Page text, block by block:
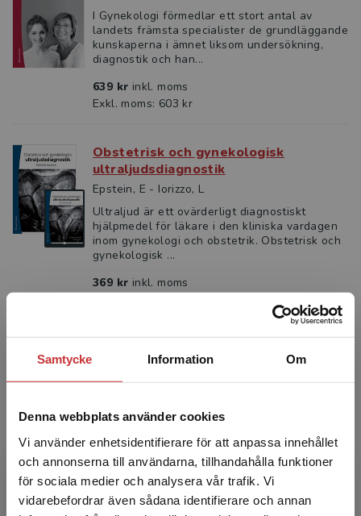
Samtycke Information Om
Denna webbplats använder cookies
Vi använder enhetsidentifierare för att anpassa innehållet
och annonserna till användarna, tillhandahålla funktioner
för sociala medier och analysera vår trafik. Vi
vidarebefordrar även sådana identifierare och annan
Begränsad fraktregion
I Gynekologi förmedlar ett stort antal av
landets främsta specialister de grundläggande
kunskaperna i ämnet liksom undersökning,
diagnostik och han...
639 kr inkl. moms
Exkl. moms: 603 kr
Obstetrisk och gynekologisk
ultraljudsdiagnostik
Epstein, E - Iorizzo, L
Ultraljud är ett ovärderligt diagnostiskt
hjälpmedel för läkare i den kliniska vardagen
inom gynekologi och obstetrik. Obstetrisk och
gynekologisk ...
369 kr inkl. moms